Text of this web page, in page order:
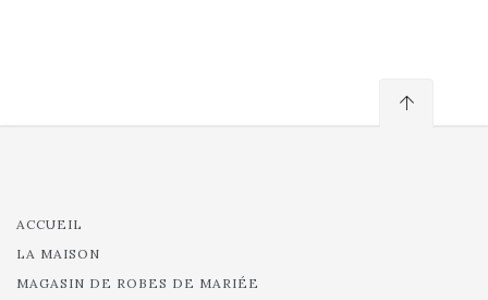
ACCUEIL
LA MAISON
MAGASIN DE ROBES DE MARIÉE